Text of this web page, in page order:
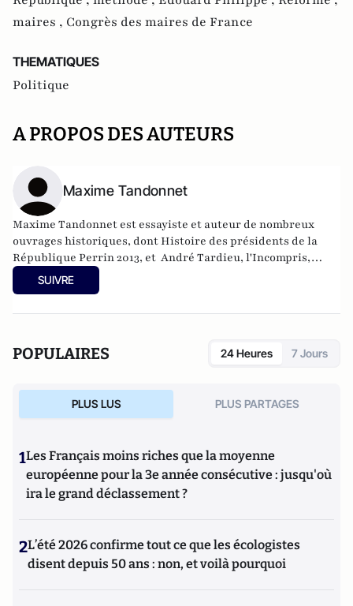
maires , Congrès des maires de France
THEMATIQUES
Politique
A PROPOS DES AUTEURS
Maxime Tandonnet
Maxime Tandonnet est essayiste et auteur de nombreux
ouvrages historiques, dont Histoire des présidents de la
République Perrin 2013, et André Tardieu, l'Incompris,
Perrin 2019.
SUIVRE
POPULAIRES 24 Heures 7 Jours
PLUS LUS PLUS PARTAGES
1Les Français moins riches que la moyenne
européenne pour la 3e année consécutive : jusqu'où
ira le grand déclassement ?
2L’été 2026 confirme tout ce que les écologistes
disent depuis 50 ans : non, et voilà pourquoi